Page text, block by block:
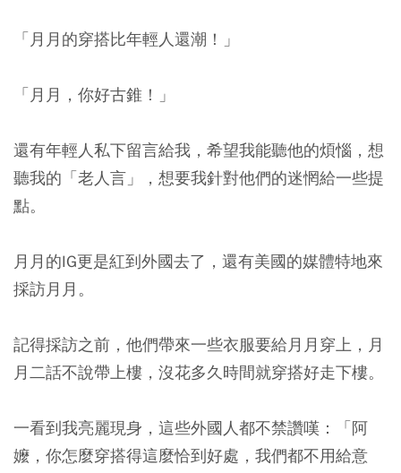
「月月的穿搭比年輕人還潮！」
「月月，你好古錐！」
還有年輕人私下留言給我，希望我能聽他的煩惱，想
聽我的「老人言」，想要我針對他們的迷惘給一些提
點。
月月的IG更是紅到外國去了，還有美國的媒體特地來
採訪月月。
記得採訪之前，他們帶來一些衣服要給月月穿上，月
月二話不說帶上樓，沒花多久時間就穿搭好走下樓。
一看到我亮麗現身，這些外國人都不禁讚嘆：「阿
嬤，你怎麼穿搭得這麼恰到好處，我們都不用給意